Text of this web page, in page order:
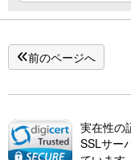
前のページへ
実在性の
SSLサー